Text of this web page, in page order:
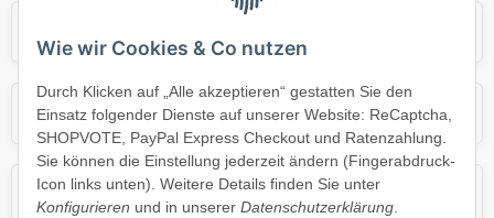
Wie wir Cookies & Co nutzen
Durch Klicken auf „Alle akzeptieren“ gestatten Sie den
Einsatz folgender Dienste auf unserer Website: ReCaptcha,
SHOPVOTE, PayPal Express Checkout und Ratenzahlung.
Sie können die Einstellung jederzeit ändern (Fingerabdruck-
Icon links unten). Weitere Details finden Sie unter
Konfigurieren und in unserer Datenschutzerklärung.
Mercedes Mini
Opel Porsche